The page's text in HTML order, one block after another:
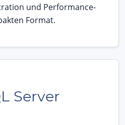
und Performance-
Format.
Server